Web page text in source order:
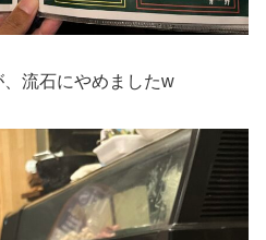
流石にやめましたw